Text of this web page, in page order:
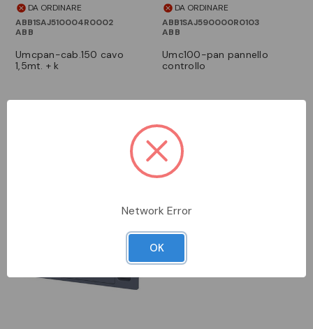
DA ORDINARE
ABB1SAJ510004R0002
ABB
umcpan-cab.150 cavo
1,5mt. + k
Accedi per vedere i prezzi
DA ORDINARE
ABB1SAJ590000R0103
ABB
umc100-pan pannello
controllo
Accedi per vedere i prezzi
Network Error
OK